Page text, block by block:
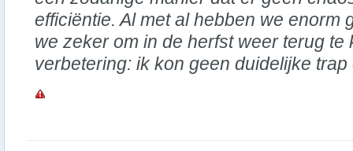
efficiëntie. Al met al hebben we enorm
we zeker om in de herfst weer terug te
verbetering: ik kon geen duidelijke